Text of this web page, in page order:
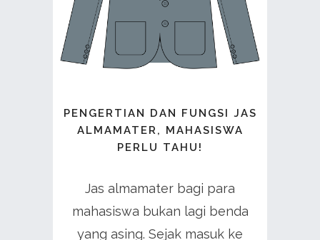
PENGERTIAN DAN FUNGSI JAS
ALMAMATER, MAHASISWA
PERLU TAHU!
Jas almamater bagi para
mahasiswa bukan lagi benda
yang asing. Sejak masuk ke